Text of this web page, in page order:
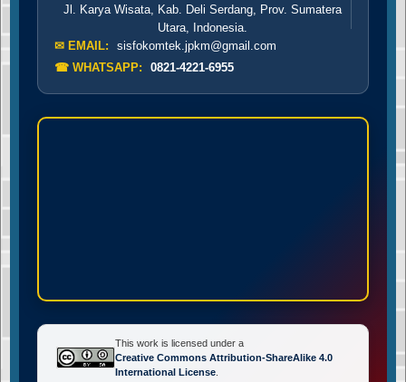
Jl. Karya Wisata, Kab. Deli Serdang, Prov. Sumatera
Utara, Indonesia.
✉ EMAIL:
sisfokomtek.jpkm@gmail.com
☎ WHATSAPP:
0821-4221-6955
This work is licensed under a
Creative Commons Attribution-ShareAlike 4.0
International License